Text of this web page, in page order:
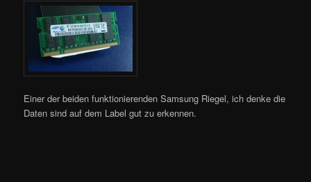
Einer der beiden funktionierenden Samsung Riegel, ich denke die
Daten sind auf dem Label gut zu erkennen.